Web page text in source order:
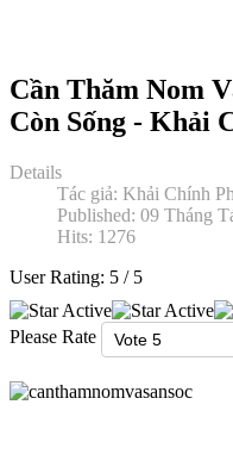
Cần Thăm Nom
Còn Sống - Khải
Details
Tác giả: Khải Chính
Published: 09 Tháng
Hits: 1276
User Rating: 5 / 5
Please Rate